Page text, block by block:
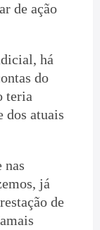
de ação
há
do
teria
dos atuais
nas
já
de